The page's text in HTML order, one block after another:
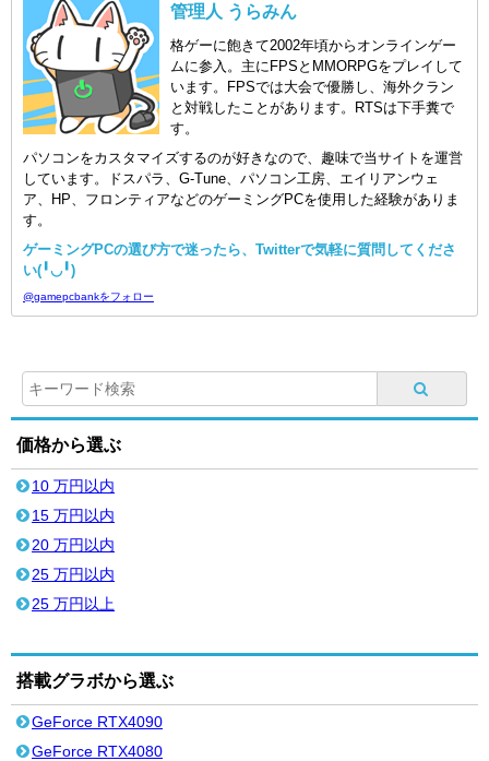
管理人 うらみん
格ゲーに飽きて2002年頃からオンラインゲー
ムに参入。主にFPSとMMORPGをプレイして
います。FPSでは大会で優勝し、海外クラン
と対戦したことがあります。RTSは下手糞で
す。
パソコンをカスタマイズするのが好きなので、趣味で当サイトを運営
しています。ドスパラ、G-Tune、パソコン工房、エイリアンウェ
ア、HP、フロンティアなどのゲーミングPCを使用した経験がありま
す。
ゲーミングPCの選び方で迷ったら、Twitterで気軽に質問してくださ
い(╹◡╹)
@gamepcbankをフォロー
価格から選ぶ
10 万円以内
15 万円以内
20 万円以内
25 万円以内
25 万円以上
搭載グラボから選ぶ
GeForce RTX4090
GeForce RTX4080